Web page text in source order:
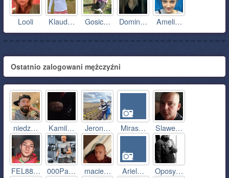
Looli Klaud… Gosic… Domin… Ameli…
Ostatnio zalogowani mężczyźni
niedz… Kamil… Jeron… Miras… Slawe…
FEL88… 000Pa… macie… Ariel… Oposy…